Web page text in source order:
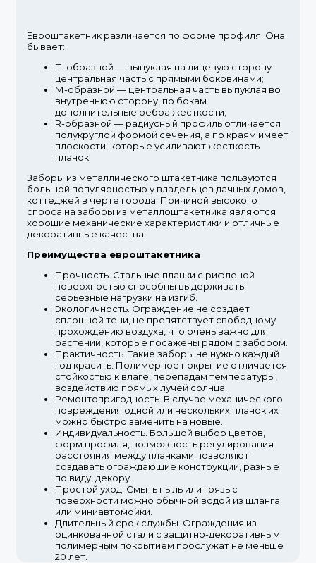
Евроштакетник различается по форме профиля. Она
бывает:
П-образной — выпуклая на лицевую сторону
центральная часть с прямыми боковинами;
М-образной — центральная часть выпуклая во
внутреннюю сторону, по бокам
дополнительные ребра жесткости;
R-образной — радиусный профиль отличается
полукруглой формой сечения, а по краям имеет
плоскости, которые усиливают жесткость
планок.
Заборы из металлического штакетника пользуются
большой популярностью у владельцев дачных домов,
коттеджей в черте города. Причиной высокого
спроса на заборы из металлоштакетника являются
хорошие механические характеристики и отличные
декоративные качества.
Преимущества евроштакетника
Прочность. Стальные планки с рифленой
поверхностью способны выдерживать
серьезные нагрузки на изгиб.
Экологичность. Ограждение не создает
сплошной тени, не препятствует свободному
прохождению воздуха, что очень важно для
растений, которые посажены рядом с забором.
Практичность. Такие заборы не нужно каждый
год красить. Полимерное покрытие отличается
стойкостью к влаге, перепадам температуры,
воздействию прямых лучей солнца.
Ремонтопригодность. В случае механического
повреждения одной или нескольких планок их
можно быстро заменить на новые.
Индивидуальность. Большой выбор цветов,
форм профиля, возможность регулирования
расстояния между планками позволяют
создавать ограждающие конструкции, разные
по виду, декору.
Простой уход. Смыть пыль или грязь с
поверхности можно обычной водой из шланга
или миниавтомойки.
Длительный срок службы. Ограждения из
оцинкованной стали с защитно-декоративным
полимерным покрытием прослужат не меньше
20 лет.